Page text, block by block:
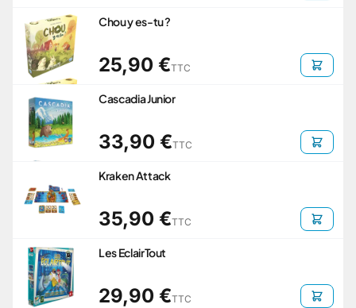
Chou y es-tu ?
25,90 €TTC
Cascadia Junior
33,90 €TTC
Kraken Attack
35,90 €TTC
Les EclairTout
29,90 €TTC